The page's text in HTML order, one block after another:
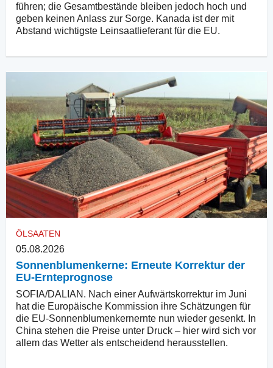
führen; die Gesamtbestände bleiben jedoch hoch und
geben keinen Anlass zur Sorge. Kanada ist der mit
Abstand wichtigste Leinsaatlieferant für die EU.
ÖLSAATEN
05.08.2026
Sonnenblumenkerne: Erneute Korrektur der
EU-Ernteprognose
SOFIA/DALIAN. Nach einer Aufwärtskorrektur im Juni
hat die Europäische Kommission ihre Schätzungen für
die EU-Sonnenblumenkernernte nun wieder gesenkt. In
China stehen die Preise unter Druck – hier wird sich vor
allem das Wetter als entscheidend herausstellen.